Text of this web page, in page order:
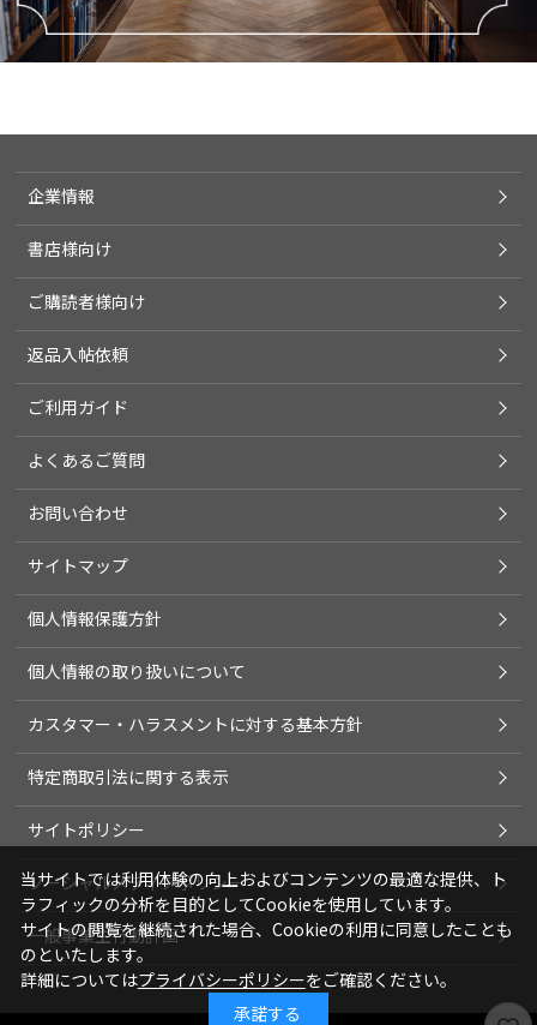
企業情報
書店様向け
ご購読者様向け
返品入帖依頼
ご利用ガイド
よくあるご質問
お問い合わせ
サイトマップ
個人情報保護方針
個人情報の取り扱いについて
カスタマー・ハラスメントに対する基本方針
特定商取引法に関する表示
サイトポリシー
ソーシャルメディアポリシー
一般事業主行動計画
当サイトでは利用体験の向上およびコンテンツの最適な提供、ト
ラフィックの分析を目的としてCookieを使用しています。
サイトの閲覧を継続された場合、Cookieの利用に同意したことも
のといたします。
詳細についてはプライバシーポリシーをご確認ください。
承諾する